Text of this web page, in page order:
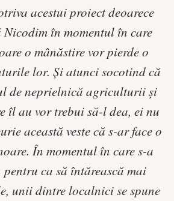
acestui proiect deoarece
Nicodim în momentul în care
o mânăstire vor pierde o
lor. Şi atunci socotind că
de neprielnică agriculturii şi
îl au vor trebui să-l dea, ei nu
această veste că s-ar face o
În momentul în care s-a
ca să întărească mai
unii dintre localnici se spune